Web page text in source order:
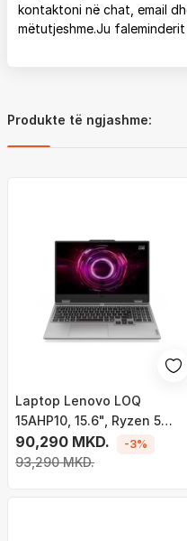
kontaktoni në chat, email
mëtutjeshme.Ju
Produkte të ngjashme:
Laptop Lenovo LOQ
15AHP10, 15.6", Ryzen 5
220, 16 GB, 512 GB, RTX
5050, 144 Hz, i hirtë
90,290 MKD.
93,290 MKD.
-3%